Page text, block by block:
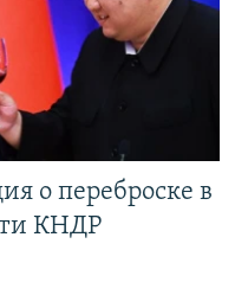
о переброске в
КНДР